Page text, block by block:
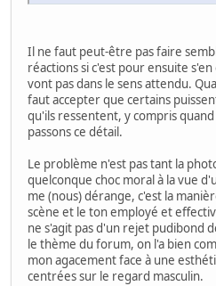
Il ne faut peut-être pas faire
réactions si c'est pour ensuite
vont pas dans le sens attendu.
faut accepter que certains
qu'ils ressentent, y compris
passons ce détail.
Le problème n'est pas tant la
quelconque choc moral à la vue
me (nous) dérange, c'est la
scène et le ton employé et
ne s'agit pas d'un rejet pudibond
le thème du forum, on l'a bien
mon agacement face à une
centrées sur le regard masculin.